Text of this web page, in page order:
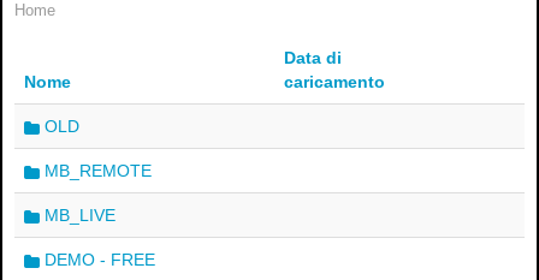
Home
Nome
Data di
caricamento
OLD
MB_REMOTE
MB_LIVE
DEMO - FREE